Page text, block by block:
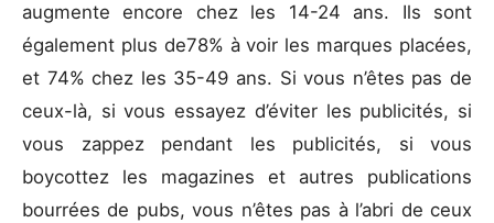
augmente encore chez les 14-24 ans. Ils sont
également plus de78% à voir les marques placées,
et 74% chez les 35-49 ans. Si vous n’êtes pas de
ceux-là, si vous essayez d’éviter les publicités, si
vous zappez pendant les publicités, si vous
boycottez les magazines et autres publications
bourrées de pubs, vous n’êtes pas à l’abri de ceux